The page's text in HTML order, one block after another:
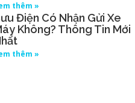
thêm »
Điện Có Nhận Gửi Xe
Không? Thông Tin Mới
thêm »